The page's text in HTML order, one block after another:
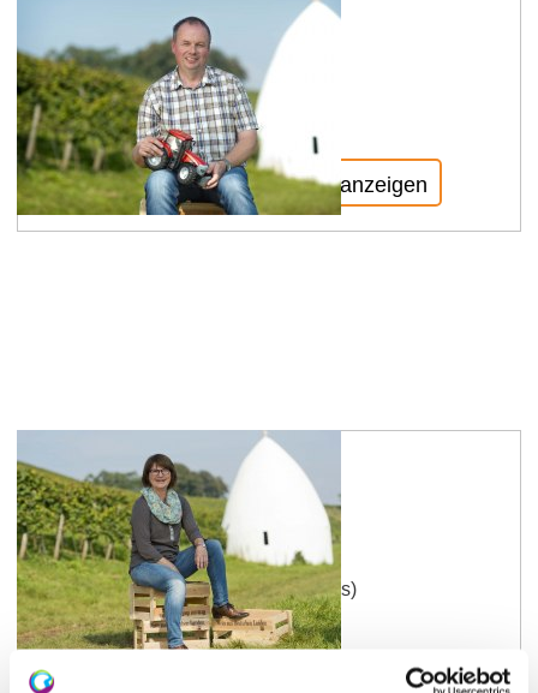
Udo Diel
Online Kommunikation
mehr erfahren auf Karte anzeigen
Gisela Conrad
Buchhaltung (Bürozeiten: vormittags)
mehr erfahren